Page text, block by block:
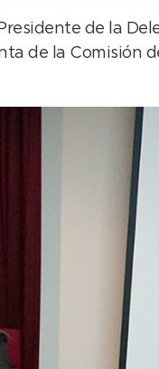
de la
de la Comisión